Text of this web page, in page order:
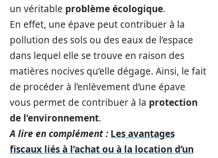
un véritable problème écologique.
En effet, une épave peut contribuer à la
pollution des sols ou des eaux de l’espace
dans lequel elle se trouve en raison des
matières nocives qu’elle dégage. Ainsi, le fait
de procéder à l’enlèvement d’une épave
vous permet de contribuer à la protection
de l’environnement.
A lire en complément : Les avantages
fiscaux liés à l’achat ou à la location d’un